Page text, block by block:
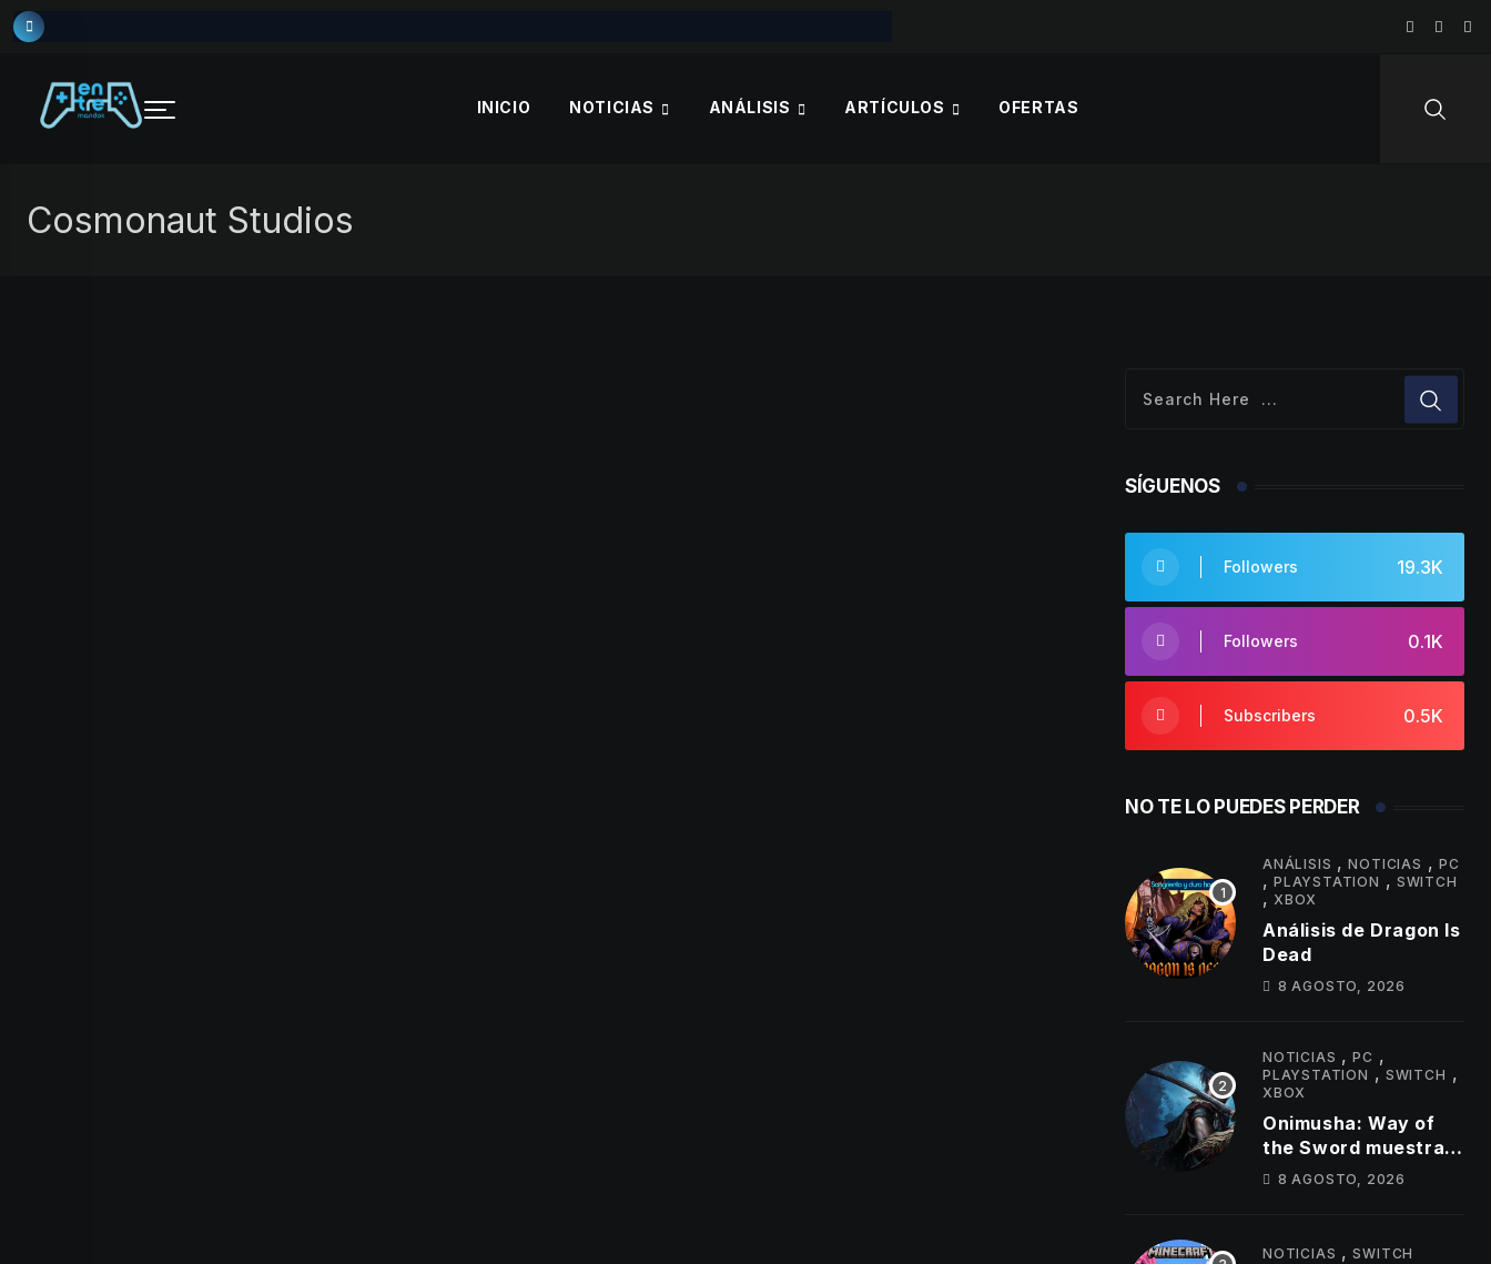
Skip
to
INICIO NOTICIAS ANÁLISIS ARTÍCULOS OFERTAS
Cosmonaut Studios
SÍGUENOS
19.3K
Followers
0.1K
Followers
0.5K
Subscribers
NO TE LO PUEDES PERDER
ANÁLISIS ,NOTICIAS , PC
, PLAYSTATION , SWITCH
, XBOX
Análisis de Dragon Is
Dead
8 AGOSTO, 2026
NOTICIAS ,PC ,
PLAYSTATION , SWITCH ,
XBOX
Onimusha: Way of
the Sword muestra
un jefe brutal y
8 AGOSTO, 2026
NOTICIAS ,SWITCH